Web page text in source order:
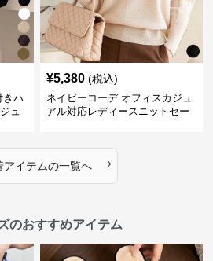
きハ
ュ
¥5,380 (税込)
ネイビーコーデ オフィスカジュ
アル対応レディースニットセー
アイテムの一覧へ ›
のおすすめアイテム